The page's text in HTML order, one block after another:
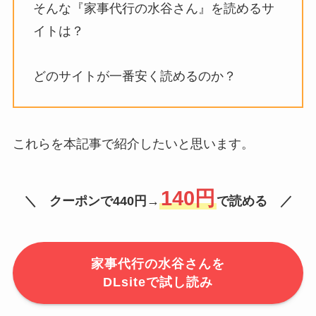
そんな『家事代行の水谷さん』を読めるサ
イトは？
どのサイトが一番安く読めるのか？
これらを本記事で紹介したいと思います。
＼ クーポンで440円→ 140円で読める ／
家事代行の水谷さんを
DLsiteで試し読み